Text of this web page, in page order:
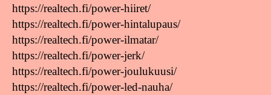
https://realtech.fi/power-hiiret/
https://realtech.fi/power-hintalupaus/
https://realtech.fi/power-ilmatar/
https://realtech.fi/power-jerk/
https://realtech.fi/power-joulukuusi/
https://realtech.fi/power-led-nauha/